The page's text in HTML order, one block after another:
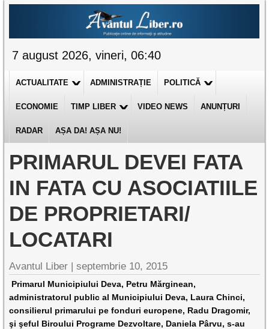
7 august 2026, vineri, 06:40
ACTUALITATE ADMINISTRAȚIE POLITICĂ
ECONOMIE TIMP LIBER VIDEO NEWS ANUNȚURI
RADAR AȘA DA! AȘA NU!
PRIMARUL DEVEI FATA
IN FATA CU ASOCIATIILE
DE PROPRIETARI/
LOCATARI
Avantul Liber |septembrie 10, 2015
Primarul Municipiului Deva, Petru Mărginean,
administratorul public al Municipiului Deva, Laura Chinci,
consilierul primarului pe fonduri europene, Radu Dragomir,
şi şeful Biroului Programe Dezvoltare, Daniela Pârvu, s-au